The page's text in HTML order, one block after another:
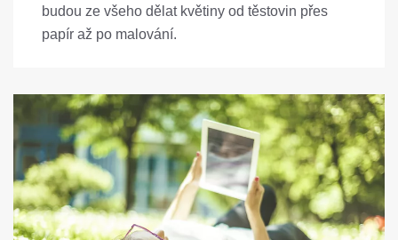
budou ze všeho dělat květiny od těstovin přes
papír až po malování.